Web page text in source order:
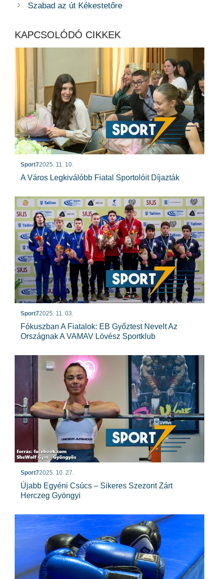
Szabad az út Kékestetőre
KAPCSOLÓDÓ CIKKEK
Sport72025. 11. 10.
A Város Legkiválóbb Fiatal Sportolóit Díjazták
Sport72025. 11. 03.
Fókuszban A Fiatalok: EB Győztest Nevelt Az
Országnak A VAMAV Lövész Sportklub
Sport72025. 10. 27.
Újabb Egyéni Csúcs – Sikeres Szezont Zárt
Herczeg Gyöngyi